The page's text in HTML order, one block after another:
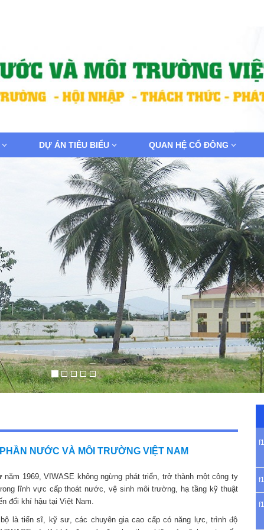
DỰ ÁN TIÊU BIỂU QUAN HỆ CỔ ĐÔNG
NƯỚC VÀ MÔI TRƯỜNG VIỆT NAM
1969, VIWASE không ngừng phát triển, trở thành một công ty
lĩnh vực cấp thoát nước, vệ sinh môi trường, hạ tầng kỹ thuật
đổi khí hậu tại Việt Nam.
là tiến sĩ, kỹ sư, các chuyên gia cao cấp có năng lực, trình độ